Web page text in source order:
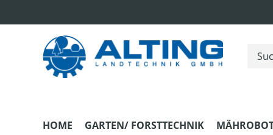
HOME GARTEN/ FORSTTECHNIK